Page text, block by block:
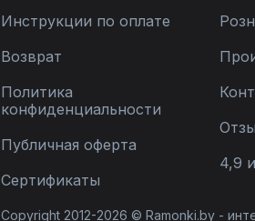
Инструкции по оплате
Возврат
Политика
конфиденциальности
Публичная оферта
Сертификаты
4,9
Copyright 2012-2026 © Ramonki.by -